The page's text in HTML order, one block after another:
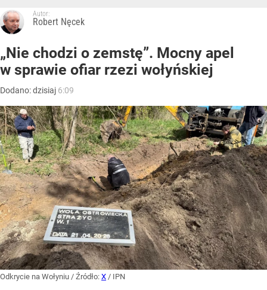
Autor:
Robert Nęcek
„Nie chodzi o zemstę”. Mocny apel
w sprawie ofiar rzezi wołyńskiej
Dodano:dzisiaj 6:09
Odkrycie na Wołyniu / Źródło: X / IPN